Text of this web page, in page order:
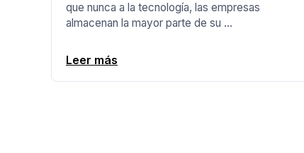
que nunca a la tecnología, las empresas
almacenan la mayor parte de su ...
Leer más